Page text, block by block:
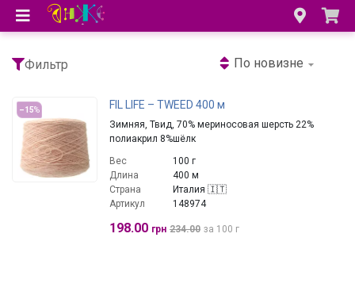
Фильтр По новизне
–15% FIL LIFE – TWEED 400 м
Зимняя, Твид, 70% мериносовая шерсть 22%
полиакрил 8%шёлк
Вес
100 г
Длина
400 м
Страна
Италия 🇮🇹
Артикул
148974
198.00 грн 234.00 за 100 г